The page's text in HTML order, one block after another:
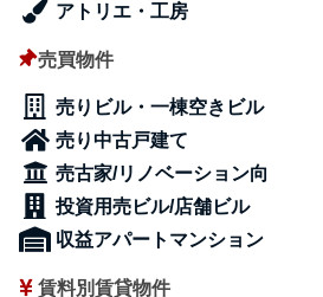
アトリエ・工房
売買物件
売りビル・一棟空きビル
売り中古戸建て
売古家/リノベーション向
投資用売ビル/店舗ビル
収益アパートマンション
賃料別賃貸物件